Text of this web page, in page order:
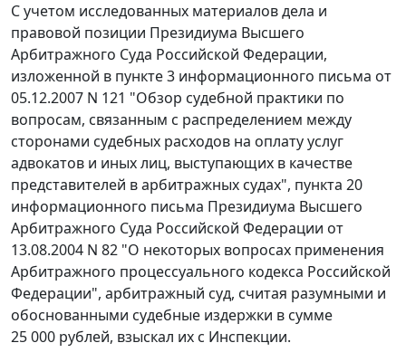
С учетом исследованных материалов дела и
правовой позиции Президиума Высшего
Арбитражного Суда Российской Федерации,
изложенной в пункте 3 информационного письма от
05.12.2007 N 121 "Обзор судебной практики по
вопросам, связанным с распределением между
сторонами судебных расходов на оплату услуг
адвокатов и иных лиц, выступающих в качестве
представителей в арбитражных судах", пункта 20
информационного письма Президиума Высшего
Арбитражного Суда Российской Федерации от
13.08.2004 N 82 "О некоторых вопросах применения
Арбитражного процессуального кодекса Российской
Федерации", арбитражный суд, считая разумными и
обоснованными судебные издержки в сумме
25 000 рублей, взыскал их с Инспекции.